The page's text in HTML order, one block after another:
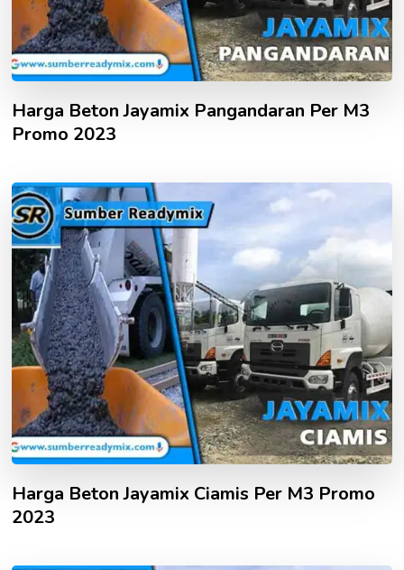
Harga Beton Jayamix Pangandaran Per M3
Promo 2023
Harga Beton Jayamix Ciamis Per M3 Promo
2023